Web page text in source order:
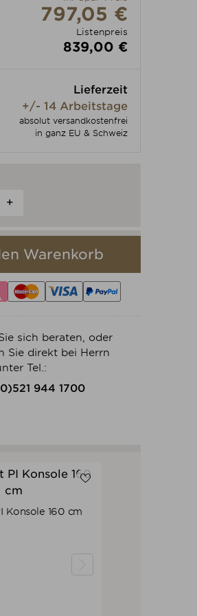
797,05 €
Listenpreis
839,00 €
Lieferzeit
+/- 14 Arbeitstage
absolut versandkostenfrei
in ganz EU & Schweiz
+
Warenkorb
sich beraten, oder
Sie direkt bei Herrn
Tel.:
944 1700
€
Konsole 160 cm